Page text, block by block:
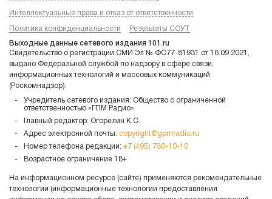
Интеллектуальные права и отказ от ответственности
Политика конфиденциальности Результаты СОУТ
Выходные данные сетевого издания 101.ru
Свидетельство о регистрации СМИ Эл № ФС77-81931 от 16.09.2021,
выдано Федеральной службой по надзору в сфере связи,
информационных технологий и массовых коммуникаций
(Роскомнадзор).
Учредитель сетевого издания: Общество с ограниченной
ответственностью «ГПМ Радио»
Главный редактор: Огорелин К.С.
Адрес электронной почты: copyright@gpmradio.ru
Номер телефона редакции: +7 (495) 730-10-10
Возрастное ограничение 18+
На информационном ресурсе (сайте) применяются рекомендательные
технологии (информационные технологии предоставления